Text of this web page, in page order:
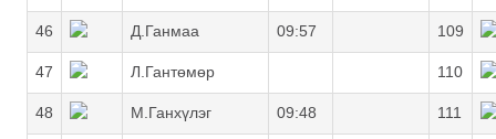
46 Д.Ганмаа 09:57 109
47 Л.Гантөмөр 110
48 М.Ганхүлэг 09:48 111